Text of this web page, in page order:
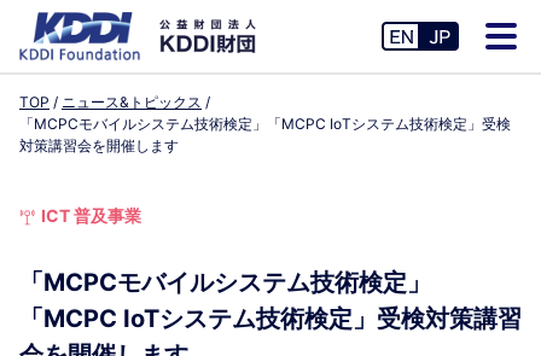
TOP
ニュース&トピックス
「MCPCモバイルシステム技術検定」「MCPC IoTシステム技術検定」受検
対策講習会を開催します
ICT 普及事業
「MCPCモバイルシステム技術検定」
「MCPC IoTシステム技術検定」受検対策講習